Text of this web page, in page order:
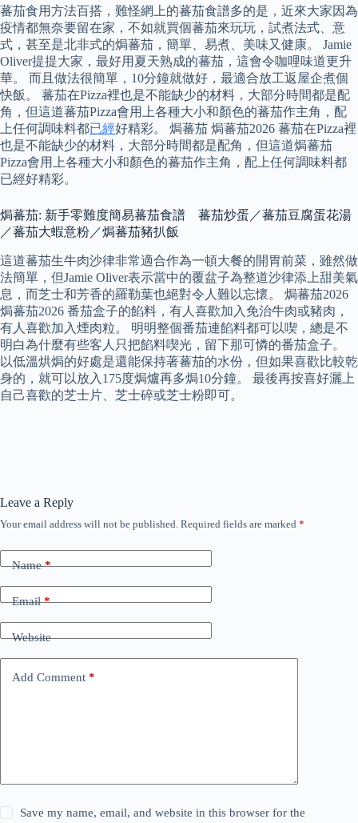
蕃茄食用方法百搭，難怪網上的蕃茄食譜多的是，近來大家因為
疫情都無奈要留在家，不如就買個蕃茄來玩玩，試煮法式、意
式，甚至是北非式的焗蕃茄，簡單、易煮、美味又健康。 Jamie
Oliver提提大家，最好用夏天熟成的蕃茄，這會令咖哩味道更升
華。 而且做法很簡單，10分鐘就做好，最適合放工返屋企煮個
快飯。 蕃茄在Pizza裡也是不能缺少的材料，大部分時間都是配
角，但這道蕃茄Pizza會用上各種大小和顏色的蕃茄作主角，配
上任何調味料都已經好精彩。 焗蕃茄 焗蕃茄2026 蕃茄在Pizza裡
也是不能缺少的材料，大部分時間都是配角，但這道焗蕃茄
Pizza會用上各種大小和顏色的蕃茄作主角，配上任何調味料都
已經好精彩。
焗蕃茄: 新手零難度簡易蕃茄食譜 蕃茄炒蛋／蕃茄豆腐蛋花湯
／蕃茄大蝦意粉／焗蕃茄豬扒飯
這道蕃茄生牛肉沙律非常適合作為一頓大餐的開胃前菜，雖然做
法簡單，但Jamie Oliver表示當中的覆盆子為整道沙律添上甜美氣
息，而芝士和芳香的羅勒葉也絕對令人難以忘懷。 焗蕃茄2026
焗蕃茄2026 番茄盒子的餡料，有人喜歡加入免治牛肉或豬肉，
有人喜歡加入煙肉粒。 明明整個番茄連餡料都可以喫，總是不
明白為什麼有些客人只把餡料喫光，留下那可憐的番茄盒子。
以低溫烘焗的好處是還能保持著蕃茄的水份，但如果喜歡比較乾
身的，就可以放入175度焗爐再多焗10分鐘。 最後再按喜好灑上
自己喜歡的芝士片、芝士碎或芝士粉即可。
Leave a Reply
Your email address will not be published. Required fields are marked *
Name*
Email*
Website
Add Comment *
Save my name, email, and website in this browser for the